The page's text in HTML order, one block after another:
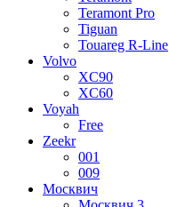
Teramont Pro
Tiguan
Touareg R-Line
Volvo
XC90
XC60
Voyah
Free
Zeekr
001
009
Москвич